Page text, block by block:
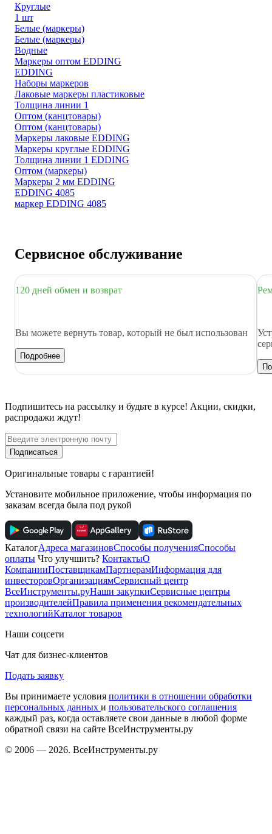
Круглые
1 шт
Белые (маркеры)
Белые (маркеры)
Водные
Маркеры оптом EDDING
EDDING
Наборы маркеров
Лаковые маркеры пластиковые
Толщина линии 1
Оптом (канцтовары)
Оптом (канцтовары)
Маркеры лаковые EDDING
Маркеры круглые EDDING
Толщина линии 1 EDDING
Оптом (маркеры)
Маркеры 2 мм EDDING
EDDING 4085
маркер EDDING 4085
Сервисное обслуживание
120 дней обмен и возврат
Вы можете вернуть товар, который не был использован
Подробнее
Подпишитесь на рассылку и будьте в курсе! Акции, скидки,
распродажи ждут!
Подписаться
Оригинальные товары с гарантией!
Установите мобильное приложение, чтобы информация по
заказам всегда была под рукой
КаталогАдреса магазиновСпособы полученияСпособы
оплаты Что улучшить? КонтактыО
КомпанииПоставщикамПартнерамИнформация для
инвесторовОрганизациямСервисный центр
ВсеИнструменты.руНаши закупкиСервисные центры
производителейПравила применения рекомендательных
технологийКаталог товаров
Наши соцсети
Чат для бизнес-клиентов
Подать заявку
Вы принимаете условия политики в отношении обработки
персональных данных и пользовательского соглашения
каждый раз, когда оставляете свои данные в любой форме
обратной связи на сайте ВсеИнструменты.ру
© 2006 — 2026. ВсеИнструменты.ру